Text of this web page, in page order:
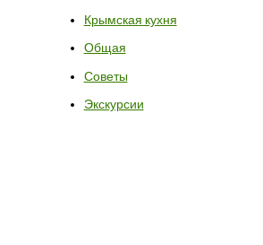
Крымская кухня
Общая
Советы
Экскурсии